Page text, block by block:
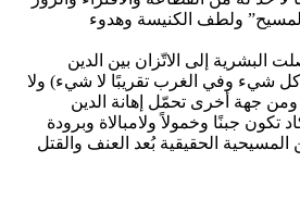
ولطف الكنيسة وهدوء
البشرية إلى الاتّزان بين الدين
شيء وفي الغرب تقريبًا لا شيء) ولا
ومن جهة أخرى تحمّل إهانة الدين
جبنًا وخمولاً ولامبالاة وبرودة
المسيحية الحقيقية بُعد العنف والقتل